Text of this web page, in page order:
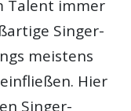
Talent immer
Singer-
meistens
Hier
Singer-